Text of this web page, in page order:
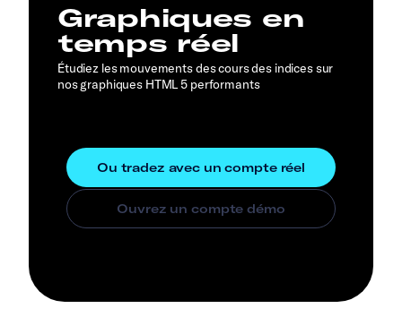
Graphiques en
temps réel
Étudiez les mouvements des cours des indices sur
nos graphiques HTML 5 performants